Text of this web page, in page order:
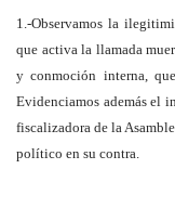
1.-Observamos la
que activa la llamada
y conmoción interna,
Evidenciamos además el
fiscalizadora de la
político en su contra.